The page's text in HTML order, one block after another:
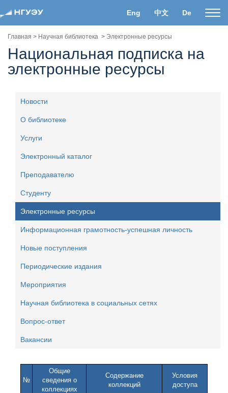
Eng 中文 De
Главная > Научная библиотека > Электронные ресурсы
Национальная подписка на
электронные ресурсы
Новости
О библиотеке
Услуги
Электронный каталог
Преподавателю
Студенту
Электронные ресурсы
Информационная грамотность-успешная личность
Новые поступления
Периодические издания
Мероприятия
Научная библиотека в социальных сетях
Вопрос-ответ
Вакансии
№
Общие
сведения о
коллекциях
Содержание
коллекций
Условия
доступа